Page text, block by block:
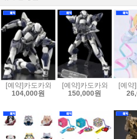
[예약]카도카와 플라스틱 모델 시리즈 풀
104,000원
[예약]카도카와 플라스
150,000원
[예약